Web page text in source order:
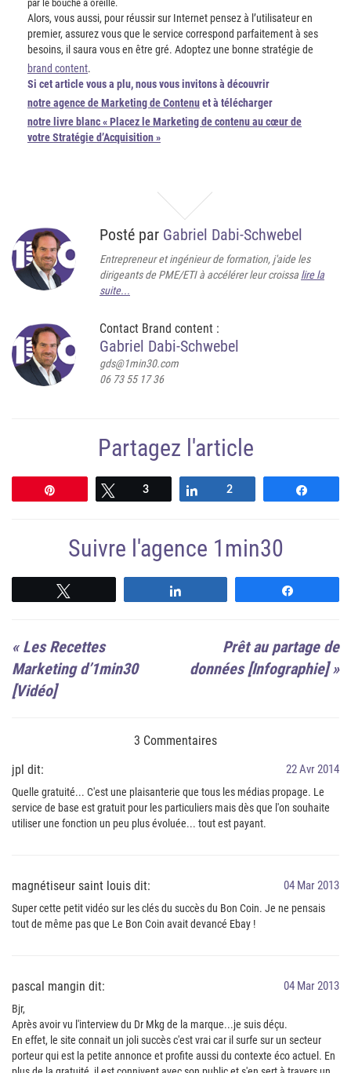
par le bouche à oreille.
Alors, vous aussi, pour réussir sur Internet pensez à l’utilisateur en
premier, assurez vous que le service correspond parfaitement à ses
besoins, il saura vous en être gré. Adoptez une bonne stratégie de
brand content.
Si cet article vous a plu, nous vous invitons à découvrir
notre agence de Marketing de Contenuet à télécharger
notre livre blanc « Placez le Marketing de contenu au cœur de
votre Stratégie d’Acquisition »
Posté par Gabriel Dabi-Schwebel
Entrepreneur et ingénieur de formation, j'aide les
dirigeants de PME/ETI à accélérer leur croissa lire la
suite...
Contact Brand content :
Gabriel Dabi-Schwebel
gds@1min30.com
06 73 55 17 36
Partagez l'article
Tweetez
3 Partagez
2
Suivre l'agence 1min30
« Les Recettes
Marketing d’1min30
[Vidéo]
Prêt au partage de
données [Infographie]»
3 Commentaires
jpl dit:
22 Avr 2014
Quelle gratuité... C'est une plaisanterie que tous les médias propage. Le
service de base est gratuit pour les particuliers mais dès que l'on souhaite
utiliser une fonction un peu plus évoluée... tout est payant.
magnétiseur saint louis dit: 04 Mar 2013
Super cette petit vidéo sur les clés du succès du Bon Coin. Je ne pensais
tout de même pas que Le Bon Coin avait devancé Ebay !
pascal mangin dit: 04 Mar 2013
Bjr,
Après avoir vu l'interview du Dr Mkg de la marque...je suis déçu.
En effet, le site connait un joli succès c'est vrai car il surfe sur un secteur
porteur qui est la petite annonce et profite aussi du contexte éco actuel. En